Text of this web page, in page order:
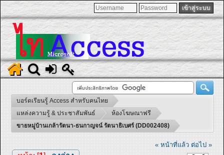
บอร์ดเรียนรู้ Access สำหรับคนไทย
แหล่งความรู้ & ประชาสัมพันธ์
ห้องโฆษณาฟรี
ขายหมู่บ้านเกล้ารัตนา-ธนกาญจน์ รัตนาธิเบศร์ (DD002408)
« หน้าที่แล้ว ต่อไป »